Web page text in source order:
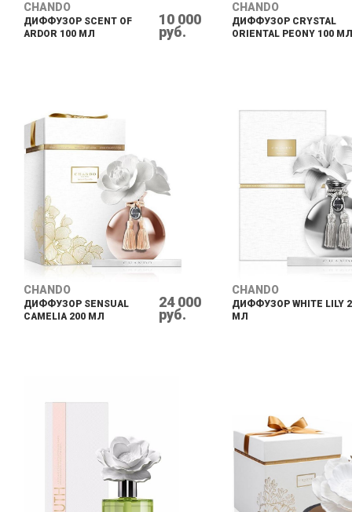
CHANDO
ДИФФУЗОР SCENT OF
ARDOR 100 МЛ
10 000
руб.
CHANDO
ДИФФУЗОР CRYSTAL
ORIENTAL PEONY 100 МЛ
CHANDO
ДИФФУЗОР SENSUAL
CAMELIA 200 МЛ
24 000
руб.
CHANDO
ДИФФУЗОР WHITE LILY
МЛ